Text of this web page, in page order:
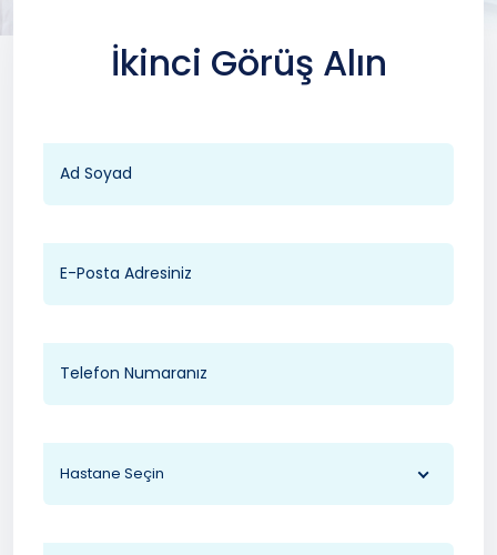
İkinci Görüş Alın
Hastane Seçin